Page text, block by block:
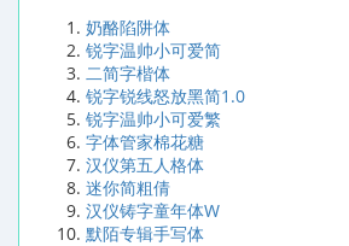
奶酪陷阱体
锐字温帅小可爱简
二简字楷体
锐字锐线怒放黑简1.0
锐字温帅小可爱繁
字体管家棉花糖
汉仪第五人格体
迷你简粗倩
汉仪铸字童年体W
默陌专辑手写体